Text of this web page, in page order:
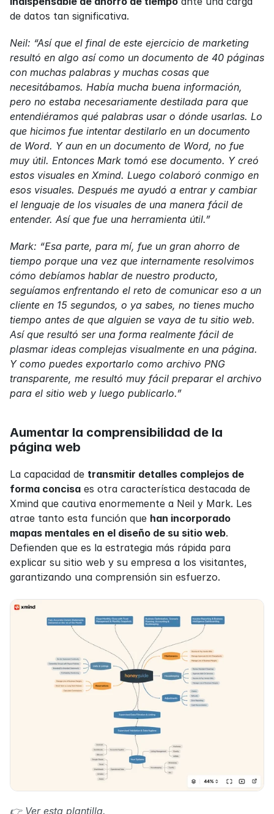
de datos tan significativa.
Neil: “Así que el final de este ejercicio de marketing
resultó en algo así como un documento de 40 páginas
con muchas palabras y muchas cosas que
necesitábamos. Había mucha buena información,
pero no estaba necesariamente destilada para que
entendiéramos qué palabras usar o dónde usarlas. Lo
que hicimos fue intentar destilarlo en un documento
de Word. Y aun en un documento de Word, no fue
muy útil. Entonces Mark tomó ese documento. Y creó
estos visuales en Xmind. Luego colaboró conmigo en
esos visuales. Después me ayudó a entrar y cambiar
el lenguaje de los visuales de una manera fácil de
entender. Así que fue una herramienta útil.”
Mark: “Esa parte, para mí, fue un gran ahorro de
tiempo porque una vez que internamente resolvimos
cómo debíamos hablar de nuestro producto,
seguíamos enfrentando el reto de comunicar eso a un
cliente en 15 segundos, o ya sabes, no tienes mucho
tiempo antes de que alguien se vaya de tu sitio web.
Así que resultó ser una forma realmente fácil de
plasmar ideas complejas visualmente en una página.
Y como puedes exportarlo como archivo PNG
transparente, me resultó muy fácil preparar el archivo
para el sitio web y luego publicarlo.”
Aumentar la comprensibilidad de la
página web
La capacidad de transmitir detalles complejos de
forma concisa es otra característica destacada de
Xmind que cautiva enormemente a Neil y Mark. Les
atrae tanto esta función que han incorporado
mapas mentales en el diseño de su sitio web.
Defienden que es la estrategia más rápida para
explicar su sitio web y su empresa a los visitantes,
garantizando una comprensión sin esfuerzo.
👉 Ver esta plantilla.